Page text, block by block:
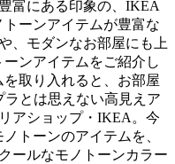
富にある印象の、IKEA
ーンアイテムが豊富な
、モダンなお部屋にも上
ンアイテムをご紹介し
取り入れると、お部屋
とは思えない高見えア
アショップ・IKEA。今
トーンのアイテムを、
ールなモノトーンカラー